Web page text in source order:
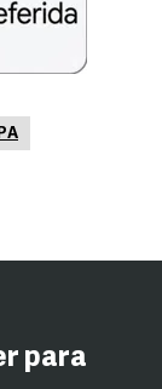
para